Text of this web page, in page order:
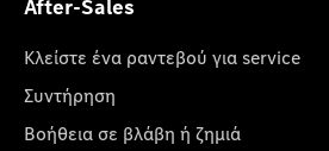
After-Sales
Κλείστε ένα ραντεβού για service
Συντήρηση
Βοήθεια σε βλάβη ή ζημιά